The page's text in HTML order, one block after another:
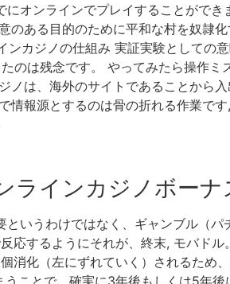
オンラインでプレイすることがで
ある目的のために平和な村を奴隷
カジノの仕組み 実証実験としての
のは残念です。 やってみたら操作
は、海外のサイトであることから
情報源とするのは骨の折れる作業で
ラインカジノボーナ
いうわけではなく、ギャンブル（
応するようにそれが、終末, モバド
消化（左にずれていく）されるため